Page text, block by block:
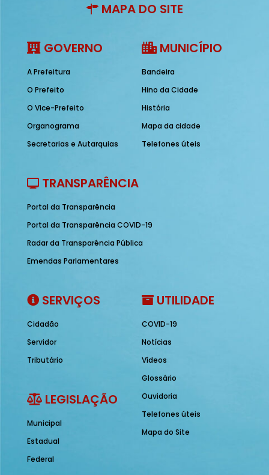
MAPA DO SITE
GOVERNO
A Prefeitura
O Prefeito
O Vice-Prefeito
Organograma
Secretarias e Autarquias
MUNICÍPIO
Bandeira
Hino da Cidade
História
Mapa da cidade
Telefones úteis
TRANSPARÊNCIA
Portal da Transparência
Portal da Transparência COVID-19
Radar da Transparência Pública
Emendas Parlamentares
SERVIÇOS
Cidadão
Servidor
Tributário
LEGISLAÇÃO
Municipal
Estadual
Federal
UTILIDADE
COVID-19
Notícias
Vídeos
Glossário
Ouvidoria
Telefones úteis
Mapa do Site